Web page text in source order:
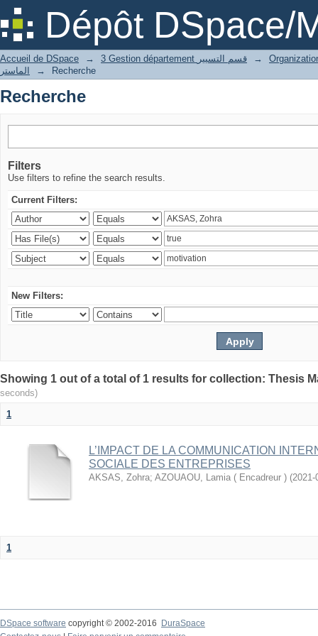
Dépôt DSpace/
Recherche
Accueil de DSpace → 3 Gestion département قسم التسيير
→
الماستر
→ Recherche
Recherche
Filters
Use filters to refine the search results.
Current Filters:
New Filters:
seconds)
1
L’IMPACT DE LA COMMUNICATION
SOCIALE DES ENTREPRISES
AKSAS, Zohra; AZOUAOU, Lamia ( Encadreur ) (2021-
1
DSpace software copyright © 2002-2016
DuraSpace